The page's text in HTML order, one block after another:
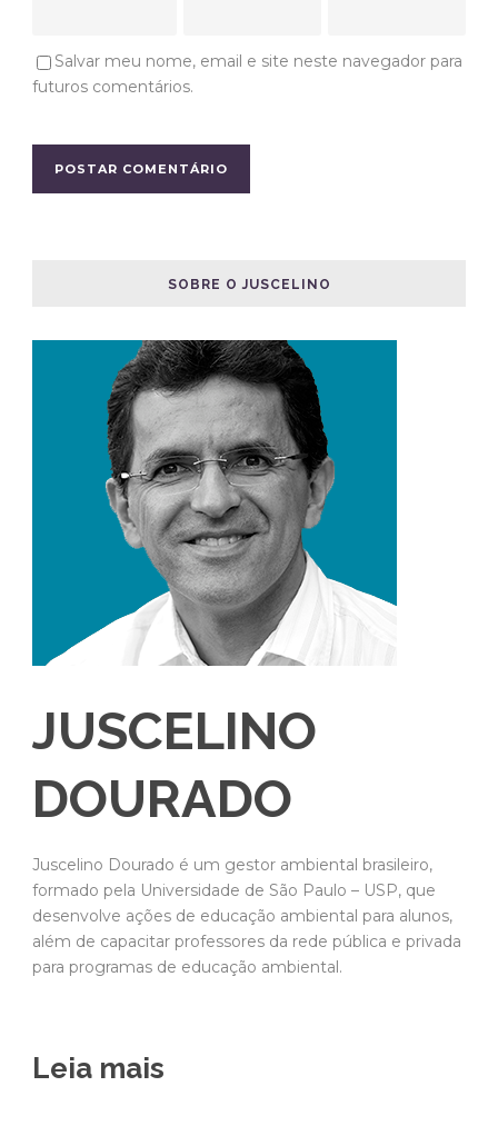
Salvar meu nome, email e site neste navegador para
futuros comentários.
SOBRE O JUSCELINO
JUSCELINO
DOURADO
Juscelino Dourado é um gestor ambiental brasileiro,
formado pela Universidade de São Paulo – USP, que
desenvolve ações de educação ambiental para alunos,
além de capacitar professores da rede pública e privada
para programas de educação ambiental.
Leia mais